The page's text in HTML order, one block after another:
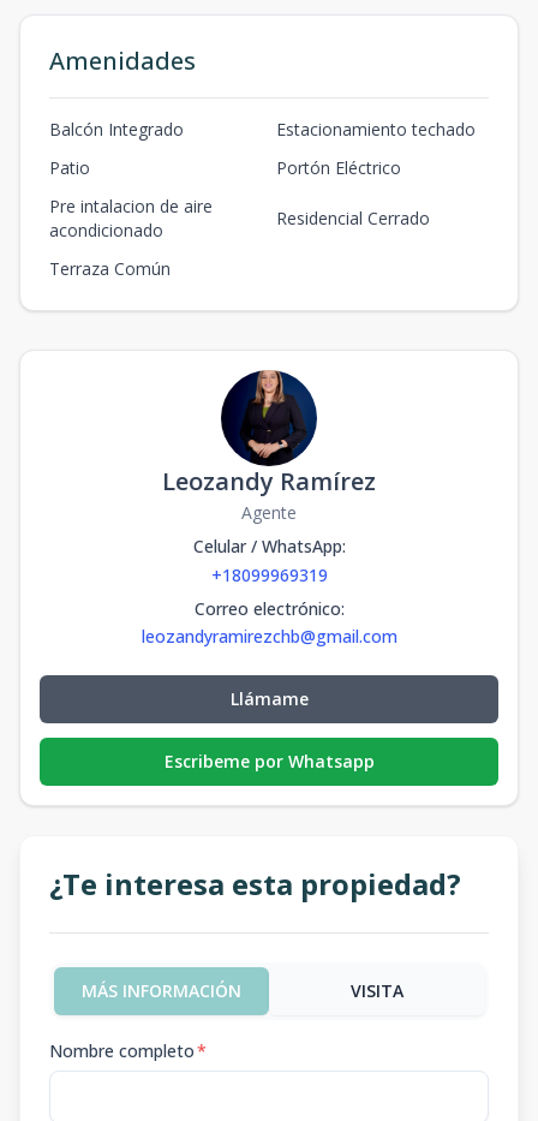
Amenidades
Balcón Integrado
Estacionamiento techado
Patio
Portón Eléctrico
Pre intalacion de aire
acondicionado
Residencial Cerrado
Terraza Común
Leozandy Ramírez
Agente
Celular / WhatsApp:
+18099969319
Correo electrónico:
leozandyramirezchb@gmail.com
Llámame
Escribeme por Whatsapp
¿Te interesa esta propiedad?
MÁS INFORMACIÓN VISITA
Nombre completo*